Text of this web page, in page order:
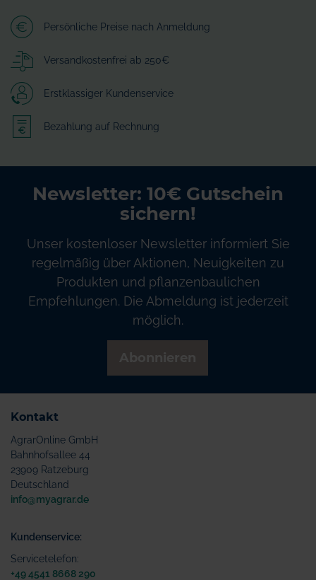
Persönliche Preise nach Anmeldung
Versandkostenfrei ab 250€
Erstklassiger Kundenservice
Bezahlung auf Rechnung
Newsletter: 10€ Gutschein
sichern!
Unser kostenloser Newsletter informiert Sie
regelmäßig über Aktionen, Neuigkeiten zu
Produkten und pflanzenbaulichen
Empfehlungen. Die Abmeldung ist jederzeit
möglich.
Kontakt
AgrarOnline GmbH
Bahnhofsallee 44
23909 Ratzeburg
Deutschland
info@myagrar.de
Kundenservice:
Servicetelefon:
+49 4541 8668 290